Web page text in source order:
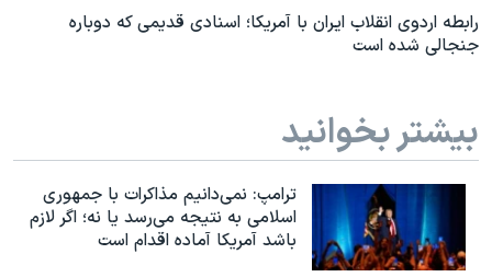
رابطه اردوی انقلاب ایران با آمریکا؛ اسنادی قدیمی که دوباره
جنجالی شده است
بیشتر بخوانید
ترامپ: نمی‌دانیم مذاکرات با جمهوری
اسلامی به نتیجه می‌رسد یا نه؛ اگر لازم
باشد آمریکا آماده اقدام است